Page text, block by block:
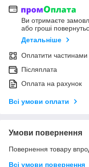
Ви отримаєте
або гроші
Детальніше
Оплатити частинами
Післяплата
Оплата на рахунок
Всі умови оплати
Умови повернення
Повернення товару
Всі умови повернення